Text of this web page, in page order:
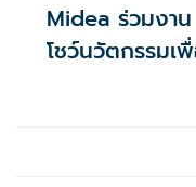
Midea ร่วมงา
โชว์นวัตกรรมเ